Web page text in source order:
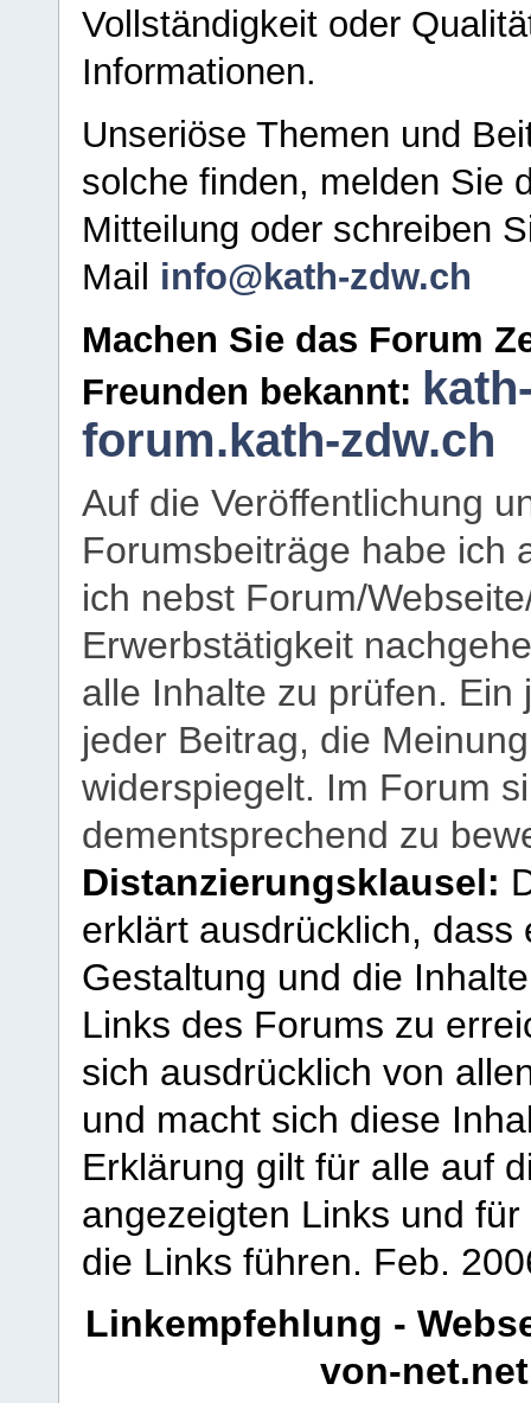
Vollständigkeit oder
Informationen.
Unseriöse Themen und
solche finden, melden Sie
Mitteilung oder schreiben
Mail info@kath-zdw.ch
Machen Sie das Forum
Freunden bekannt:
forum.kath-zdw.ch
Auf die Veröffentlichung
Forumsbeiträge habe ich
ich nebst Forum/
Erwerbstätigkeit
alle Inhalte zu prüfen.
jeder Beitrag, die
widerspiegelt. Im Forum
dementsprechend zu
Distanzierungsklausel:
erklärt ausdrücklich,
Gestaltung und die
Links des Forums zu
sich ausdrücklich von
und macht sich diese
Erklärung gilt für alle auf
angezeigten Links und
die Links führen. Feb.
Linkempfehlung -
von-net.net